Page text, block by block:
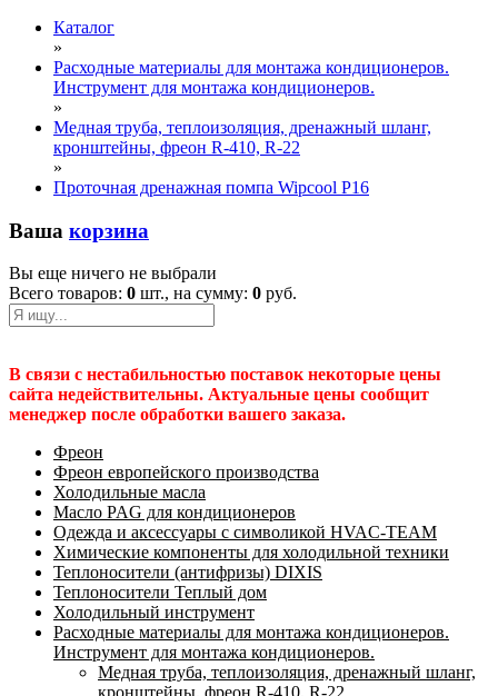
Каталог
»
Расходные материалы для монтажа кондиционеров.
Инструмент для монтажа кондиционеров.
»
Медная труба, теплоизоляция, дренажный шланг,
кронштейны, фреон R-410, R-22
»
Проточная дренажная помпа Wipcool Р16
Ваша корзина
Вы еще ничего не выбрали
Всего товаров: 0 шт., на сумму: 0 руб.
В связи с нестабильностью поставок некоторые цены
сайта недействительны. Актуальные цены сообщит
менеджер после обработки вашего заказа.
Фреон
Фреон европейского производства
Холодильные масла
Масло PAG для кондиционеров
Одежда и аксессуары с символикой HVAC-TEAM
Химические компоненты для холодильной техники
Теплоносители (антифризы) DIXIS
Теплоносители Теплый дом
Холодильный инструмент
Расходные материалы для монтажа кондиционеров.
Инструмент для монтажа кондиционеров.
Медная труба, теплоизоляция, дренажный шланг,